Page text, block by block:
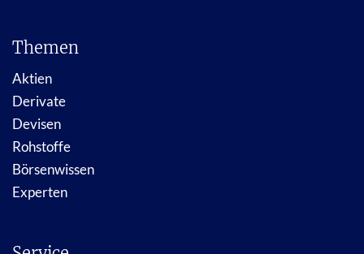
Themen
Aktien
Derivate
Devisen
Rohstoffe
Börsenwissen
Experten